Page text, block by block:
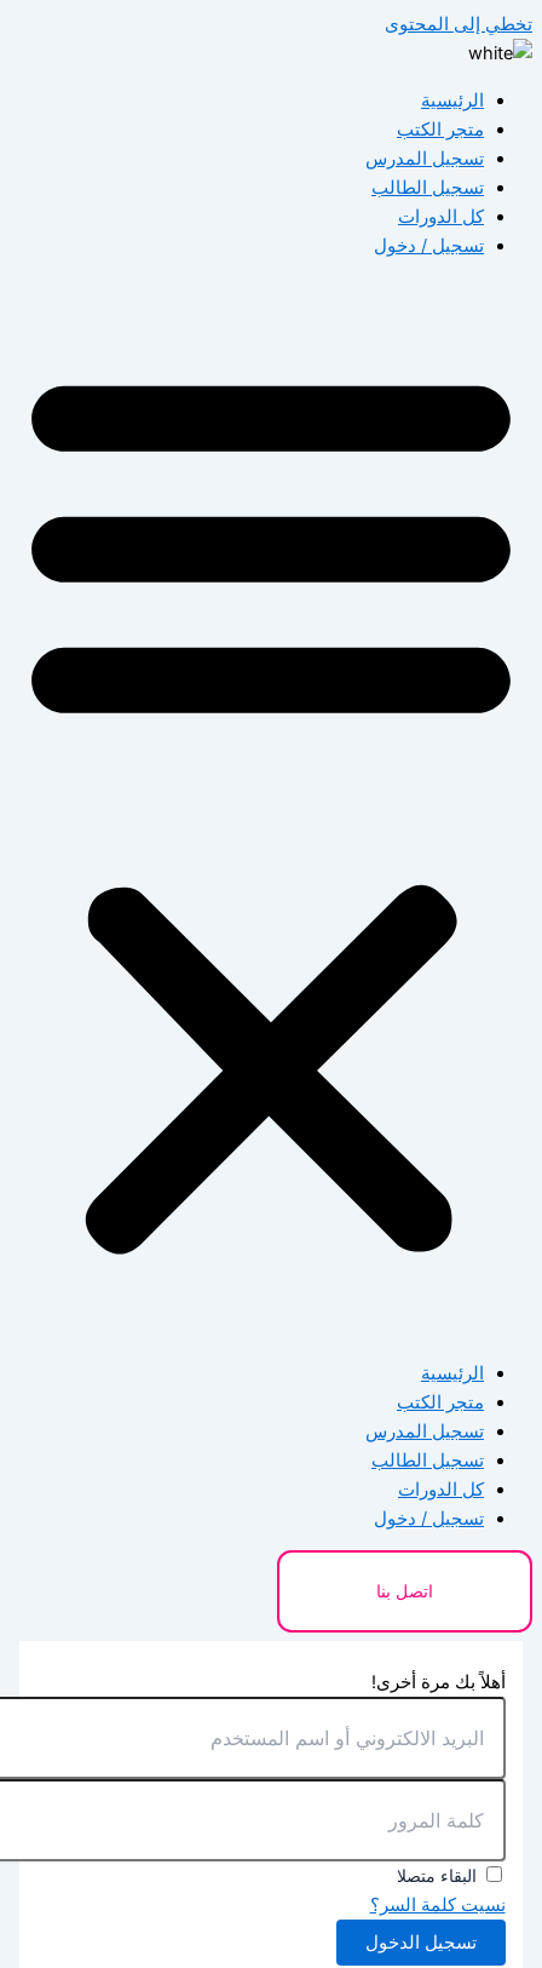
تخطي إلى المحتوى
الرئيسية
متجر الكتب
تسجيل المدرس
تسجيل الطالب
كل الدورات
تسجيل / دخول
الرئيسية
متجر الكتب
تسجيل المدرس
تسجيل الطالب
كل الدورات
تسجيل / دخول
اتصل بنا
أهلاً بك مرة أخرى!
البقاء متصلا
نسيت كلمة السر؟
تسجيل الدخول